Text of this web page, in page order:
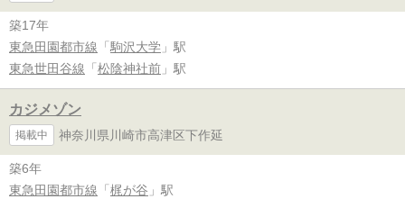
築17年
東急田園都市線 「 駒沢大学 」駅
東急世田谷線 「 松陰神社前 」駅
カジメゾン
掲載中 神奈川県川崎市高津区下作延
築6年
東急田園都市線 「 梶が谷 」駅